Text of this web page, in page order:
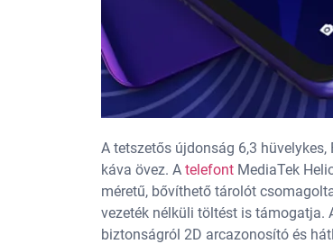
A tetszetős újdonság 6,3
káva övez. A telefont MediaTek
méretű, bővíthető tárolót
vezeték nélküli töltést is támogatja.
biztonságról 2D arcazonosító és